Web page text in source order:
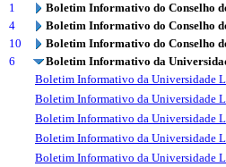
1
Boletim Informativo do Conselho
4
Boletim Informativo do Conselho
10
Boletim Informativo do Conselho
6
Boletim Informativo da
Boletim Informativo da Universidade
Boletim Informativo da Universidade
Boletim Informativo da Universidade
Boletim Informativo da Universidade
Boletim Informativo da Universidade